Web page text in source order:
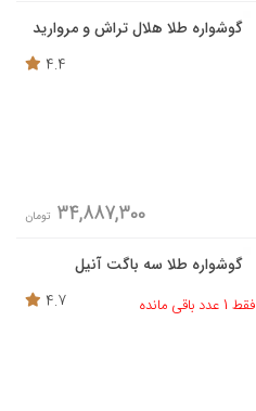
گوشواره طلا هلال تراش و مروارید
4.4
34,887,300 تومان
گوشواره طلا سه باگت آنیل
فقط 1 عدد باقی مانده
4.7